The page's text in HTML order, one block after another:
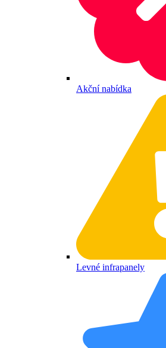
Akční nabídka
Levné infrapanely